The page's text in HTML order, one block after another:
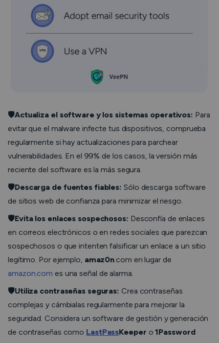
🛡️Actualiza el software y los sistemas operativos: Para
evitar que el malware infecte tus dispositivos, comprueba
regularmente si hay actualizaciones para parchear
vulnerabilidades. En el 99% de los casos, la versión más
reciente del software es la más segura.
🛡️Descarga de fuentes fiables: Sólo descarga software
de sitios web de confianza para minimizar el riesgo.
🛡️Evita los enlaces sospechosos: Desconfía de enlaces
en correos electrónicos o en redes sociales que parezcan
sospechosos o que intenten falsificar un enlace a un sitio
legítimo. Por ejemplo, amaz0n.com en lugar de
amazon.com es una señal de alarma.
🛡️Utiliza contraseñas seguras: Crea contraseñas
complejas y cámbialas regularmente para mejorar la
seguridad. Considera un software de gestión y generación
de contraseñas como LastPassKeeper o1Password